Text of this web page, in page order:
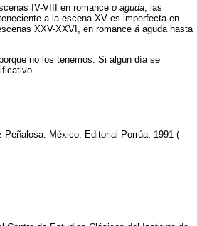
IV-VIII en romance o aguda; las
a la escena XV es imperfecta en
XXV-XXVI, en romance á aguda hasta
no los tenemos. Si algún día se
México: Editorial Porrúa, 1991 (